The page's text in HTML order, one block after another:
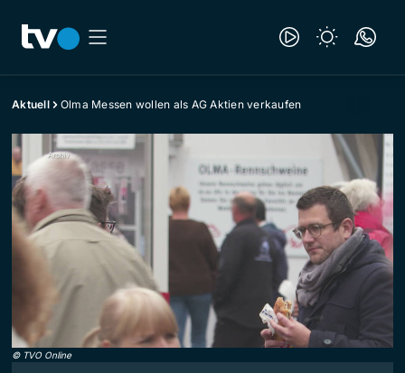
Aktuell Olma Messen wollen als AG Aktien verkaufen
© TVO Online